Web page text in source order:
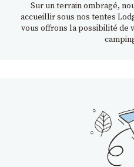
Sur un terrain ombragé,
accueillir sous nos tentes
vous offrons la possibilité de